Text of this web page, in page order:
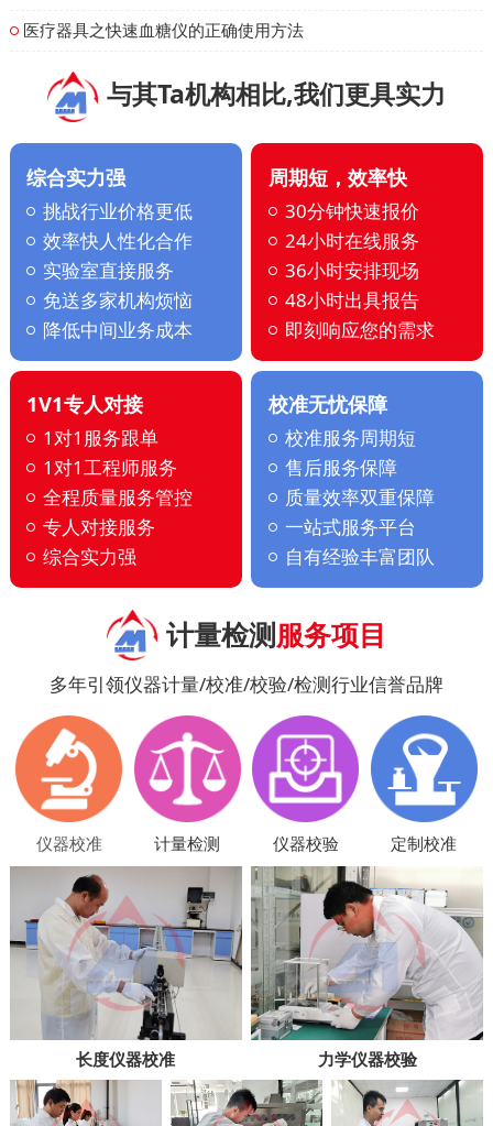
医疗器具之快速血糖仪的正确使用方法
与其Ta机构相比,我们更具实力
综合实力强
挑战行业价格更低
效率快人性化合作
实验室直接服务
免送多家机构烦恼
降低中间业务成本
周期短，效率快
30分钟快速报价
24小时在线服务
36小时安排现场
48小时出具报告
即刻响应您的需求
1V1专人对接
1对1服务跟单
1对1工程师服务
全程质量服务管控
专人对接服务
综合实力强
校准无忧保障
校准服务周期短
售后服务保障
质量效率双重保障
一站式服务平台
自有经验丰富团队
计量检测服务项目
多年引领仪器计量/校准/校验/检测行业信誉品牌
仪器校准 计量检测 仪器校验 定制校准
长度仪器校准 力学仪器校验